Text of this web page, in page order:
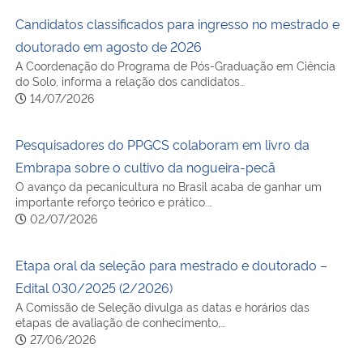
Candidatos classificados para ingresso no mestrado e
doutorado em agosto de 2026
A Coordenação do Programa de Pós-Graduação em Ciência
do Solo, informa a relação dos candidatos…
14/07/2026
Pesquisadores do PPGCS colaboram em livro da
Embrapa sobre o cultivo da nogueira-pecã
O avanço da pecanicultura no Brasil acaba de ganhar um
importante reforço teórico e prático.…
02/07/2026
Etapa oral da seleção para mestrado e doutorado –
Edital 030/2025 (2/2026)
A Comissão de Seleção divulga as datas e horários das
etapas de avaliação de conhecimento,…
27/06/2026